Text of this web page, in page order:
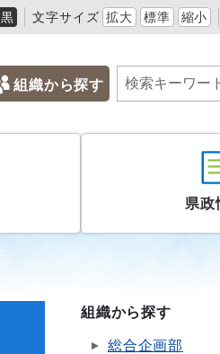
黒 文字サイズ 拡大 標準 縮小
組織から探す
県政
組織から探す
総合企画部